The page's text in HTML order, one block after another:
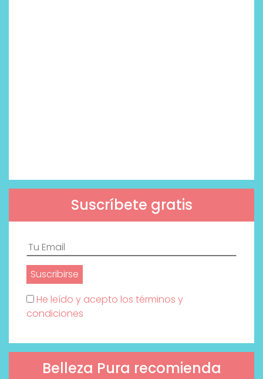
Suscríbete gratis
He leído y acepto los términos y
condiciones
Belleza Pura recomienda